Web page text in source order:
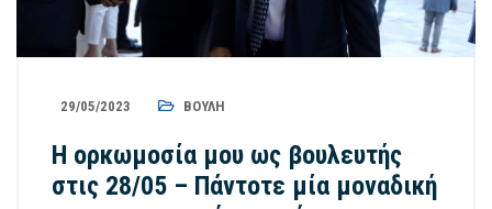
29/05/2023 ΒΟΥΛΉ
Η ορκωμοσία μου ως βουλευτής
στις 28/05 – Πάντοτε μία μοναδική